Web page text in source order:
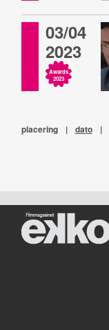
03/04
2023
Awards
2023
placering | dato |